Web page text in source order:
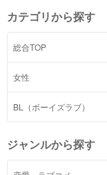
カテゴリから探す
総合TOP
女性
BL（ボーイズラブ）
ジャンルから探す